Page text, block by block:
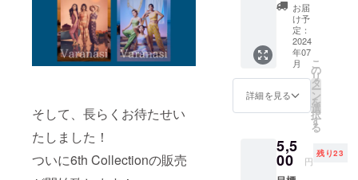
そして、長らくお待たせい
たしました！
ついに6th Collectionの販売
な回に
ご参加
くださ
い。
名店ボ
ンベイ
厚木監
修チキ
ンカ
レース
パイス
キット
パイス
キット
(2人前) ︎
は【ご
支援】
をお選
びくだ
さい！
リター
ン内容:
①＆②
& ③ ①
メッ
セージ
& 現地
お届
け予
定：
2024
年07
月
詳細を見る
こ
の
リ
タ
ー
ン
を
選
択
す
る
5,5
00 円
残り23